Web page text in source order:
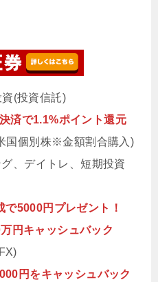
資(投資信託)
済で1.1%ポイント還元
国個別株※金額割合購入)
グ、デイトレ、短期投資
5000円プレゼント！
円キャッシュバック
円をキャッシュバック